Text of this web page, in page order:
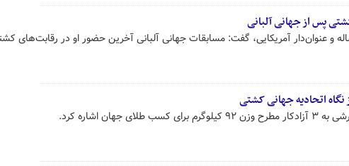
پس از جهانی آلبانی
تیلور کشتی‌گیر ۳۴ ساله و عنوان‌دار آمریکایی، گفت: مسابقات جهانی آلبانی آخرین حضور او در رقابت‌های
جهان اشاره کرد.